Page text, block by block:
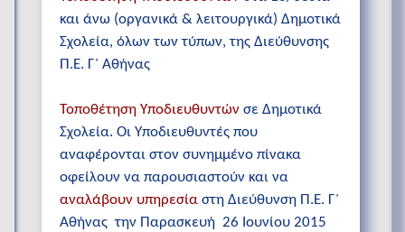
και άνω (οργανικά & λειτουργικά) Δημοτικά
Σχολεία, όλων των τύπων, της Διεύθυνσης
Π.Ε. Γ΄ Αθήνας
Τοποθέτηση Υποδιευθυντών σε Δημοτικά
Σχολεία. Οι Υποδιευθυντές που
αναφέρονται στον συνημμένο πίνακα
οφείλουν να παρουσιαστούν και να
αναλάβουν υπηρεσία στη Διεύθυνση Π.Ε. Γ΄
Αθήνας την Παρασκευή 26 Ιουνίου 2015